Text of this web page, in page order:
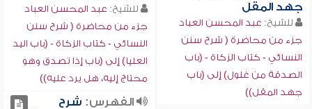
جهد المقل
للشيخ: عبد المحسن العباد
جزء من محاضرة ( شرح سنن
النسائي - كتاب الزكاة - (باب
الصدقة من غلول) إلى (باب
جهد المقل))
للشيخ: عبد المحسن العباد
جزء من محاضرة ( شرح سنن
النسائي - كتاب الزكاة - (باب اليد
العليا) إلى (باب إذا تصدق وهو
محتاج إليه، هل يرد عليه))
الفهرس: شرح